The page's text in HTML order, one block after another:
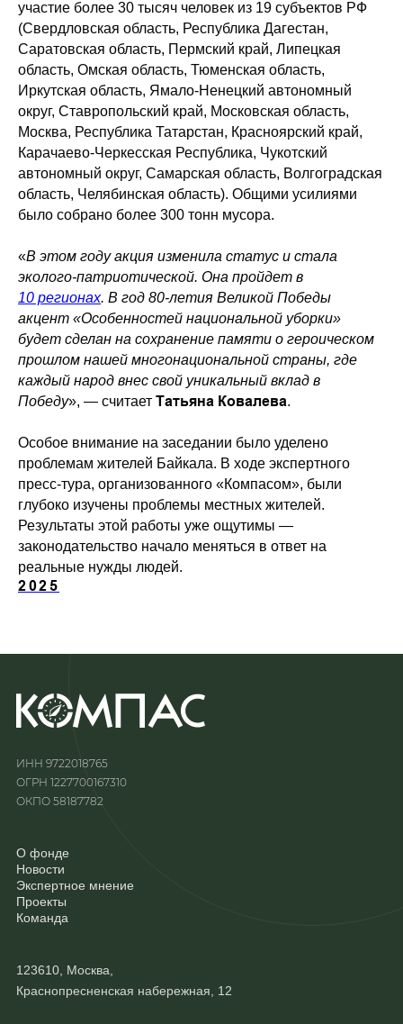
участие более 30 тысяч человек из 19 субъектов РФ
(Свердловская область, Республика Дагестан,
Саратовская область, Пермский край, Липецкая
область, Омская область, Тюменская область,
Иркутская область, Ямало-Ненецкий автономный
округ, Ставропольский край, Московская область,
Москва, Республика Татарстан, Красноярский край,
Карачаево-Черкесская Республика, Чукотский
автономный округ, Самарская область, Волгоградская
область, Челябинская область). Общими усилиями
было собрано более 300 тонн мусора.
«В этом году акция изменила статус и стала
эколого-патриотической. Она пройдет в
10 регионах. В год 80-летия Великой Победы
акцент «Особенностей национальной уборки»
будет сделан на сохранение памяти о героическом
прошлом нашей многонациональной страны, где
каждый народ внес свой уникальный вклад в
Победу», — считает Татьяна Ковалева.
Особое внимание на заседании было уделено
проблемам жителей Байкала. В ходе экспертного
пресс-тура, организованного «Компасом», были
глубоко изучены проблемы местных жителей.
Результаты этой работы уже ощутимы —
законодательство начало меняться в ответ на
реальные нужды людей.
2025
ИНН 9722018765
ОГРН 1227700167310
ОКПО 58187782
О фонде
Новости
Экспертное мнение
Проекты
Команда
123610, Москва,
Краснопресненская набережная, 12